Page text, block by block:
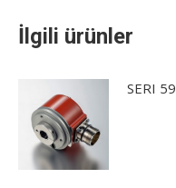
İlgili ürünler
SERI 59